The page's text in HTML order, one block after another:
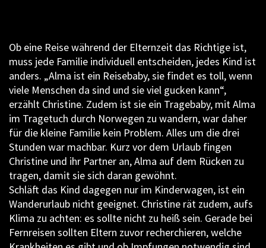
Ob eine Reise während der Elternzeit das Richtige ist,
muss jede Familie individuell entscheiden, jedes Kind ist
anders. „Alma ist ein Reisebaby, sie findet es toll, wenn
viele Menschen da sind und sie viel gucken kann“,
erzählt Christine. Zudem ist sie ein Tragebaby, mit Alma
im Tragetuch durch Norwegen zu wandern, war daher
für die kleine Familie kein Problem. Alles um die drei
Stunden war machbar. Kurz vor dem Urlaub fingen
Christine und ihr Partner an, Alma auf dem Rücken zu
tragen, damit sie sich daran gewöhnt.
Schläft das Kind dagegen nur im Kinderwagen, ist ein
Wanderurlaub nicht geeignet. Christine rät zudem, aufs
Klima zu achten: es sollte nicht zu heiß sein. Gerade bei
Fernreisen sollten Eltern zuvor recherchieren, welche